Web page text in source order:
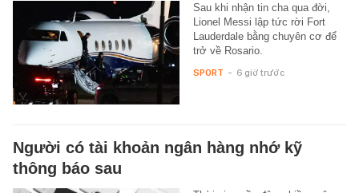
Sau khi nhận tin cha qua đời,
Lionel Messi lập tức rời Fort
Lauderdale bằng chuyên cơ để
trở về Rosario.
SPORT - 6 giờ trước
Người có tài khoản ngân hàng nhớ kỹ
thông báo sau